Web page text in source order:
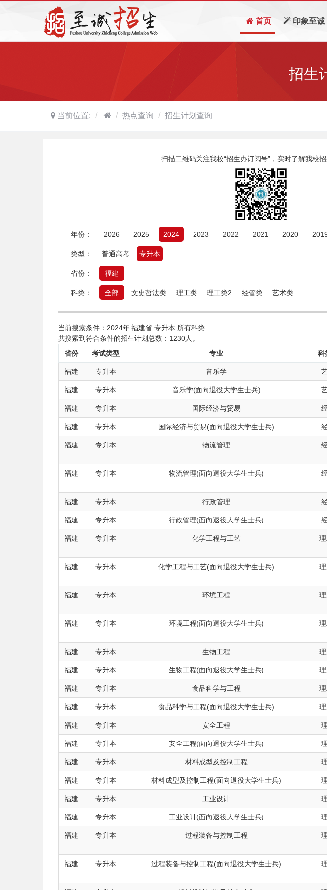
首页 印象至诚
招生
当前位置: 热点查询 招生计划查询
扫描二维码关注我校“招生办订阅号”，实时了解我校
年份： 2026 2025 2024 2023 2022 2021 2020 2019
类型： 普通高考 专升本
省份： 福建
科类： 全部 文史哲法类 理工类 理工类2 经管类 艺术类
当前搜索条件：2024年 福建省 专升本 所有科类
共搜索到符合条件的招生计划总数：1230人。
省份
考试类型 专业 科
福建 专升本 音乐学
福建 专升本 音乐学(面向退役大学生士兵)
福建 专升本 国际经济与贸易
福建 专升本 国际经济与贸易(面向退役大学生士兵)
福建 专升本 物流管理
福建 专升本 物流管理(面向退役大学生士兵)
福建 专升本 行政管理
福建 专升本 行政管理(面向退役大学生士兵)
福建 专升本 化学工程与工艺
福建 专升本 化学工程与工艺(面向退役大学生士兵)
福建 专升本 环境工程
福建 专升本 环境工程(面向退役大学生士兵)
福建 专升本 生物工程
福建 专升本 生物工程(面向退役大学生士兵)
福建 专升本 食品科学与工程
福建 专升本 食品科学与工程(面向退役大学生士兵)
福建 专升本 安全工程
福建 专升本 安全工程(面向退役大学生士兵)
福建 专升本 材料成型及控制工程
福建 专升本 材料成型及控制工程(面向退役大学生士兵)
福建 专升本 工业设计
福建 专升本 工业设计(面向退役大学生士兵)
福建 专升本 过程装备与控制工程
福建 专升本 过程装备与控制工程(面向退役大学生士兵)